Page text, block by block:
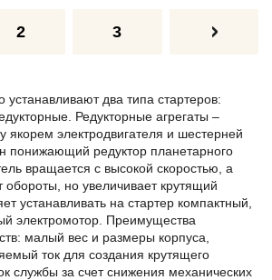
2 3
устанавливают два типа стартеров:
Редукторные агрегаты –
электродвигателя и шестерней
понижающий редуктор планетарного
вращается с высокой скоростью, а
обороты, но увеличивает крутящий
устанавливать на стартер компактный,
электромотор. Преимущества
малый вес и размеры корпуса,
ток для создания крутящего
службы за счет снижения механических